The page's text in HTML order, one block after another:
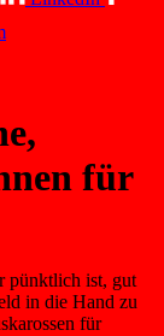
für
pünktlich ist, gut
in die Hand zu
für